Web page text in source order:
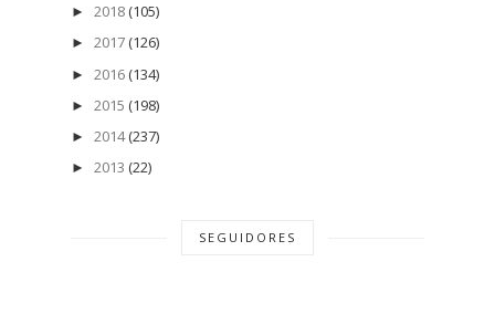
► 2018 (105)
► 2017 (126)
► 2016 (134)
► 2015 (198)
► 2014 (237)
► 2013 (22)
SEGUIDORES